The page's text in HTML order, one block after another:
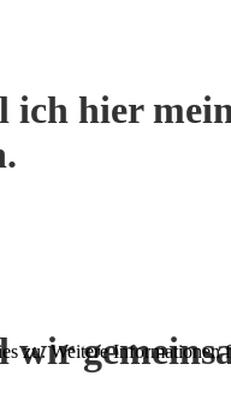
hier
zu. Weitere Informationen